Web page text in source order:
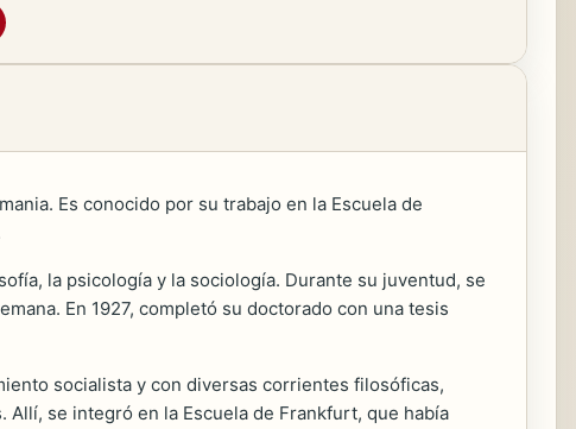
Es conocido por su trabajo en la Escuela de
la psicología y la sociología. Durante su juventud, se
En 1927, completó su doctorado con una tesis
socialista y con diversas corrientes filosóficas,
se integró en la Escuela de Frankfurt, que había